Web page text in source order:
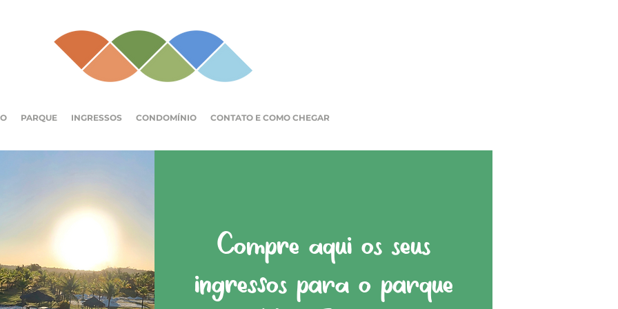
PARQUE INGRESSOS CONDOMÍNIO CONTATO E COMO CHEGAR
Compre aqui os seus
ingressos para o parque